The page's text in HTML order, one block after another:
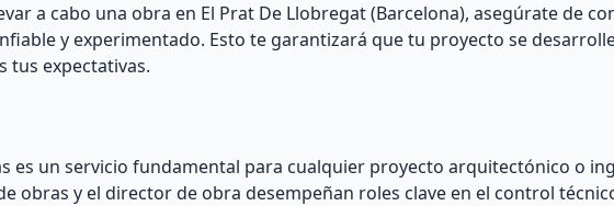
a cabo una obra en El Prat De Llobregat (Barcelona), asegúrate de
y experimentado. Esto te garantizará que tu proyecto se
tus expectativas.
es un servicio fundamental para cualquier proyecto arquitectónico o
obras y el director de obra desempeñan roles clave en el control